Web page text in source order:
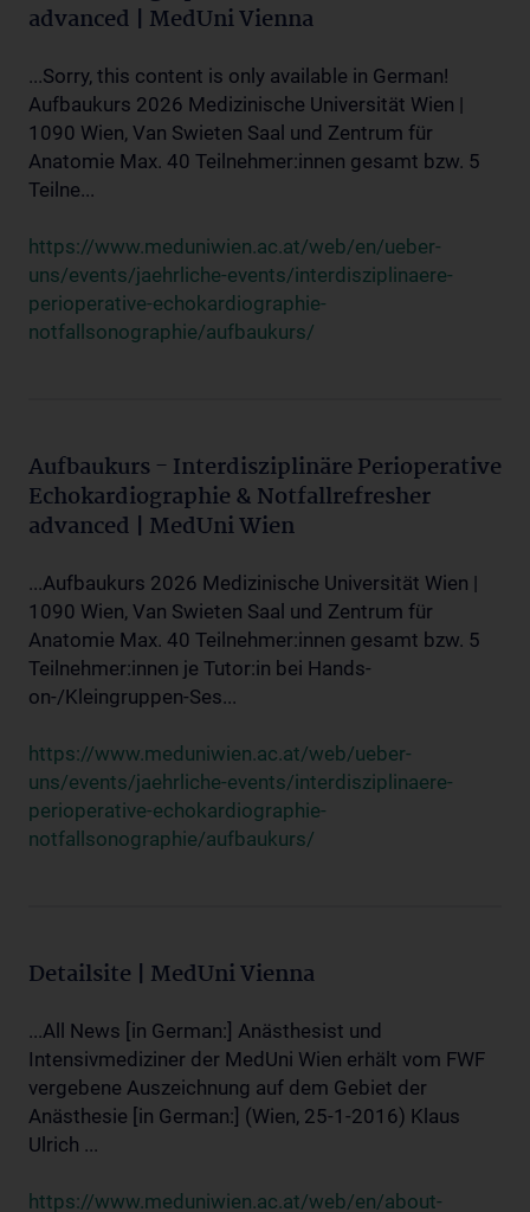
advanced | MedUni Vienna
...Sorry, this content is only available in German!
Aufbaukurs 2026 Medizinische Universität Wien |
1090 Wien, Van Swieten Saal und Zentrum für
Anatomie Max. 40 Teilnehmer:innen gesamt bzw. 5
Teilne...
https://www.meduniwien.ac.at/web/en/ueber-
uns/events/jaehrliche-events/interdisziplinaere-
perioperative-echokardiographie-
notfallsonographie/aufbaukurs/
Aufbaukurs - Interdisziplinäre Perioperative
Echokardiographie & Notfallrefresher
advanced | MedUni Wien
...Aufbaukurs 2026 Medizinische Universität Wien |
1090 Wien, Van Swieten Saal und Zentrum für
Anatomie Max. 40 Teilnehmer:innen gesamt bzw. 5
Teilnehmer:innen je Tutor:in bei Hands-
on-/Kleingruppen-Ses...
https://www.meduniwien.ac.at/web/ueber-
uns/events/jaehrliche-events/interdisziplinaere-
perioperative-echokardiographie-
notfallsonographie/aufbaukurs/
Detailsite | MedUni Vienna
...All News [in German:] Anästhesist und
Intensivmediziner der MedUni Wien erhält vom FWF
vergebene Auszeichnung auf dem Gebiet der
Anästhesie [in German:] (Wien, 25-1-2016) Klaus
Ulrich ...
https://www.meduniwien.ac.at/web/en/about-